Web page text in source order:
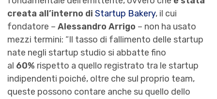
creata all’interno di Startup Bakery, il cui
fondatore – Alessandro Arrigo – non ha usato
mezzi termini: “Il tasso di fallimento delle startup
nate negli startup studio si abbatte fino
al 60% rispetto a quello registrato tra le startup
indipendenti poiché, oltre che sul proprio team,
queste possono contare anche su quello dello